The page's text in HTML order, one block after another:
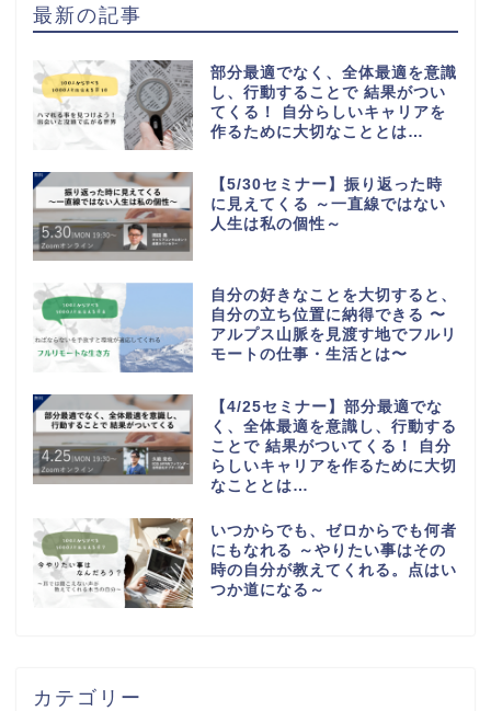
最新の記事
部分最適でなく、全体最適を意識
し、行動することで 結果がつい
てくる！ 自分らしいキャリアを
作るために大切なこととは…
【5/30セミナー】振り返った時
に見えてくる ～一直線ではない
人生は私の個性～
自分の好きなことを大切すると、
自分の立ち位置に納得できる 〜
アルプス山脈を見渡す地でフルリ
モートの仕事・生活とは〜
【4/25セミナー】部分最適でな
く、全体最適を意識し、行動する
ことで 結果がついてくる！ 自分
らしいキャリアを作るために大切
なこととは…
いつからでも、ゼロからでも何者
にもなれる ～やりたい事はその
時の自分が教えてくれる。点はい
つか道になる～
カテゴリー